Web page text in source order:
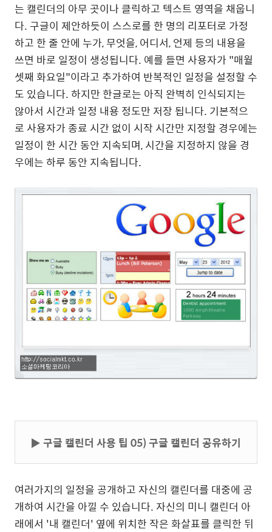
는 캘린더의 아무 곳이나 클릭하고 텍스트 영역을 채웁니
다. 구글이 제안하듯이 스스로를 한 명의 리포터로 가정
하고 한 줄 안에 누가, 무엇을, 어디서, 언제 등의 내용을
쓰면 바로 일정이 생성됩니다. 예를 들면 사용자가 "매월
셋째 화요일"이라고 추가하여 반복적인 일정을 설정할 수
도 있습니다. 하지만 한글로는 아직 완벽히 인식되지는
않아서 시간과 일정 내용 정도만 저장 됩니다. 기본적으
로 사용자가 종료 시간 없이 시작 시간만 지정할 경우에는
일정이 한 시간 동안 지속되며, 시간을 지정하지 않을 경
우에는 하루 동안 지속됩니다.
▶ 구글 캘린더 사용 팁 05) 구글 캘린더 공유하기
여러가지의 일정을 공개하고 자신의 캘린더를 대중에 공
개하여 시간을 아낄 수 있습니다. 자신의 미니 캘린더 아
래에서 '내 캘린더' 옆에 위치한 작은 화살표를 클릭한 뒤